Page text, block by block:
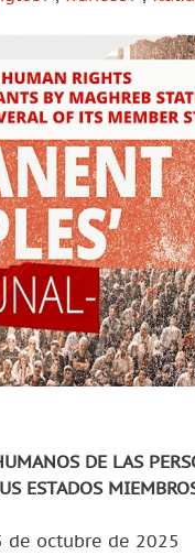
DE LAS
ESTADOS
de octubre de 2025